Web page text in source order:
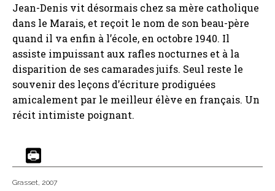
Jean-Denis vit désormais chez sa mère catholique
dans le Marais, et reçoit le nom de son beau-père
quand il va enfin à l’école, en octobre 1940. Il
assiste impuissant aux rafles nocturnes et à la
disparition de ses camarades juifs. Seul reste le
souvenir des leçons d’écriture prodiguées
amicalement par le meilleur élève en français. Un
récit intimiste poignant.
Grasset, 2007